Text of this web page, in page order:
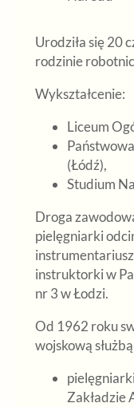
Urodziła się 20
rodzinie
Wykształcenie:
Liceum
(Łódź),
Studium
Droga
pielęgniarki
instruktorki w
nr 3 w Łodzi.
Od 1962 roku
wojskową
Zakładzie